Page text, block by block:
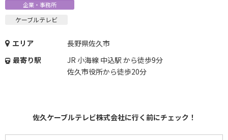
企業・事務所
ケーブルテレビ
エリア
長野県佐久市
最寄り駅
JR 小海線 中込駅 から徒歩9分
佐久市役所から徒歩20分
佐久ケーブルテレビ株式会社に行く前にチェック！